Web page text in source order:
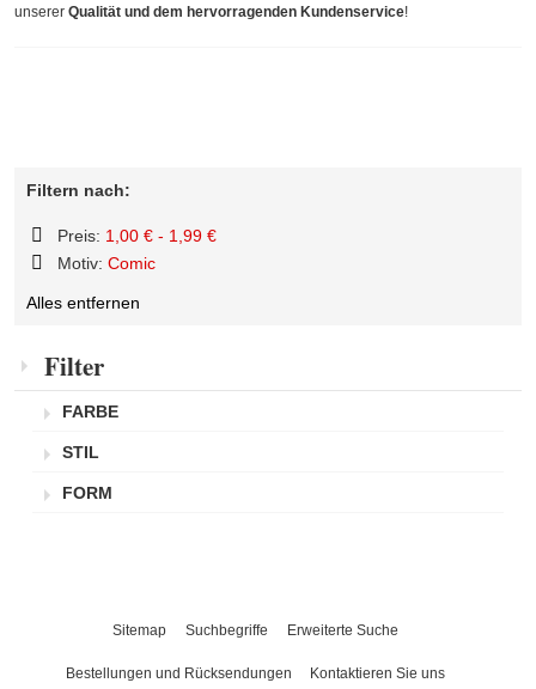
unserer Qualität und dem hervorragenden Kundenservice!
Filtern nach:
Preis: 1,00 € - 1,99 €
Diesen
entfernen
Motiv: Comic
Artikel
Alles entfernen
Filter
FARBE
STIL
FORM
Sitemap Suchbegriffe Erweiterte Suche
Bestellungen und Rücksendungen Kontaktieren Sie uns